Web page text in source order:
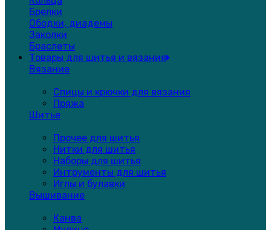
Брелки
Ободки, диадемы
Заколки
Браслеты
Товары для шитья и вязания
Вязание
Спицы и крючки для вязания
Пряжа
Шитье
Прочее для шитья
Нитки для шитья
Наборы для шитья
Интрументы для шитья
Иглы и булавки
Вышивание
Канва